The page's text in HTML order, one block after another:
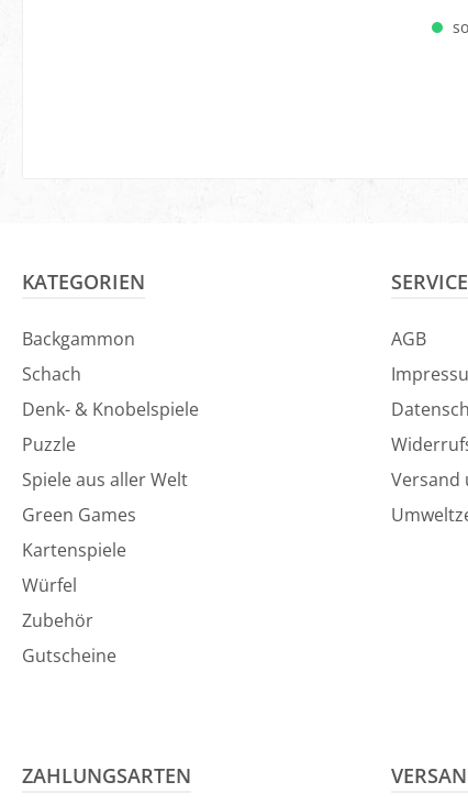
KATEGORIEN
Backgammon
Schach
Denk- & Knobelspiele
Puzzle
Spiele aus aller Welt
Green Games
Kartenspiele
Würfel
Zubehör
Gutscheine
AGB
Versand
ZAHLUNGSARTEN